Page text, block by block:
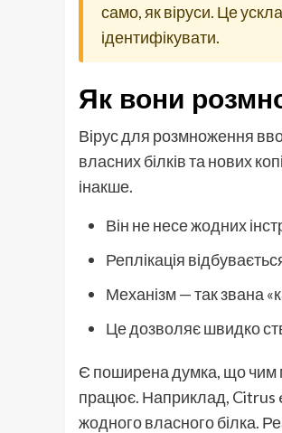
само, як віруси. Це
ідентифікувати.
Як вони
Вірус для розмноження
власних білків та нових
інакше.
Він не несе жодних
Реплікація
Механізм — так звана
Це дозволяє швидко
Є поширена думка, що чим
працює. Наприклад, Citrus
жодного власного білка.